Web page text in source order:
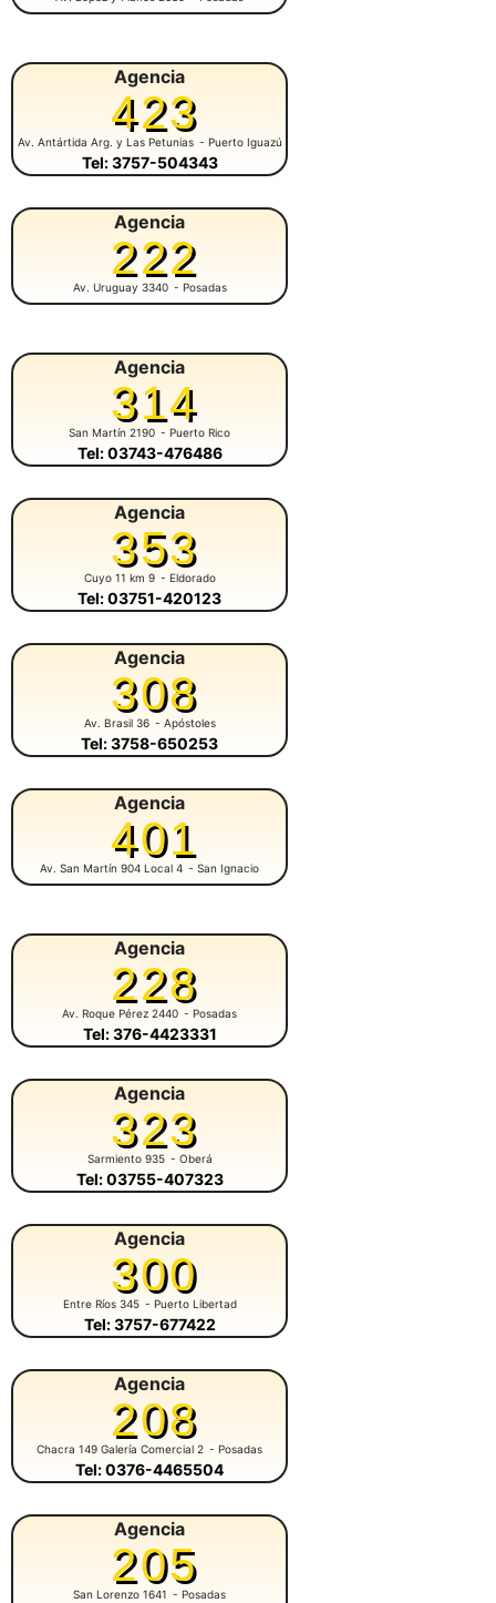
Agencia
423
Av. Antártida Arg. y Las Petunias - Puerto Iguazú
Tel: 3757-504343
Agencia
222
Av. Uruguay 3340 - Posadas
Agencia
314
San Martín 2190 - Puerto Rico
Tel: 03743-476486
Agencia
353
Cuyo 11 km 9 - Eldorado
Tel: 03751-420123
Agencia
308
Av. Brasil 36 - Apóstoles
Tel: 3758-650253
Agencia
401
Av. San Martín 904 Local 4 - San Ignacio
Agencia
228
Av. Roque Pérez 2440 - Posadas
Tel: 376-4423331
Agencia
323
Sarmiento 935 - Oberá
Tel: 03755-407323
Agencia
300
Entre Ríos 345 - Puerto Libertad
Tel: 3757-677422
Agencia
208
Chacra 149 Galería Comercial 2 - Posadas
Tel: 0376-4465504
Agencia
205
San Lorenzo 1641 - Posadas